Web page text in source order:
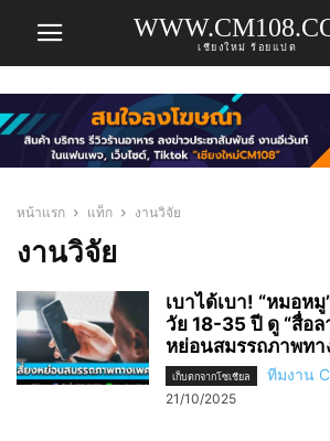
เชียงใหม่ ร้อยแปด
หน้าแรก แท็ก งานวิจัย
งานวิจัย
เบาได้เบา! “หมอห
วัย 18-35 ปี ดู “สื่อล
หย่อนสมรรถภาพทา
เก็บตกจากโซเชียล ทีมงาน
21/10/2025